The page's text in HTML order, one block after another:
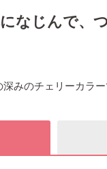
なじんで、
みのチェリーカラ